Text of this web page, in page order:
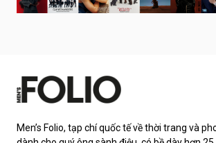
Men’s Folio, tạp chí quốc tế về thời trang và